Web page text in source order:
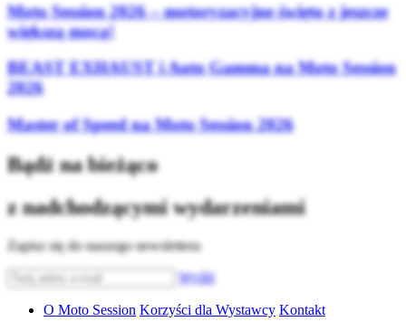
Moto Session 2026 – motoryzacyjne święto z jeszcze
większą mocą!
BEAST EXHAUST i Auto Gamma na Moto Session
2026
Master of Speed na Moto Session 2026
Bądź na bieżąco
z nadchodzącymi wydarzeniami
Zapisz się do naszego newslettera
Wyślij
O Moto Session Korzyści dla Wystawcy Kontakt